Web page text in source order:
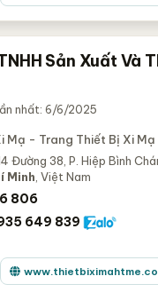
Sản Xuất Và
nhất: 6/6/2025
Mạ - Trang Thiết Bị Xi Mạ
Đường 38, P. Hiệp Bình
Minh , Việt Nam
806
649 839